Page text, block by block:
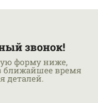
звонок!
форму ниже,
ближайшее время
деталей.